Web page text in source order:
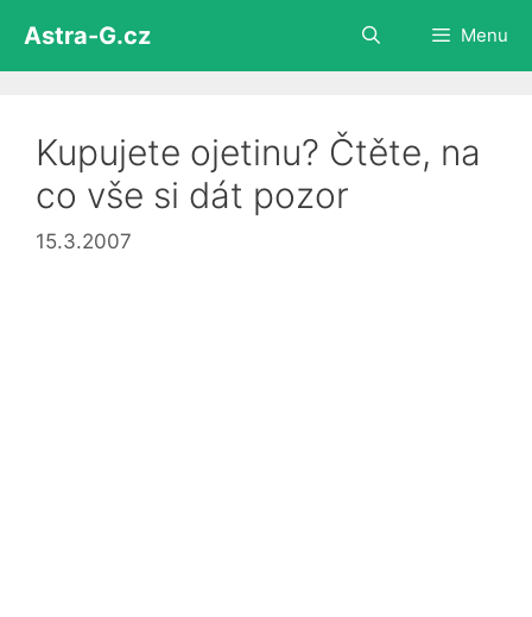
obsah
Astra-G.cz Menu
Kupujete ojetinu? Čtěte, na
co vše si dát pozor
15.3.2007